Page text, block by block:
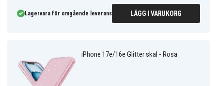
Lagervara för omgående leverans LÄGG I VARUKORG
iPhone 17e/16e Glitter skal - Rosa